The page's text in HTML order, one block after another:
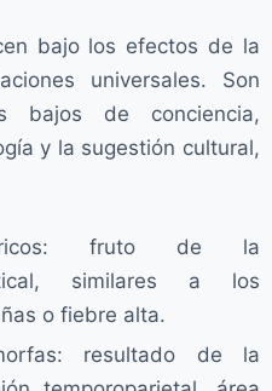
bajo los efectos de la
universales. Son
bajos de conciencia,
y la sugestión cultural,
fruto de la
similares a los
o fiebre alta.
resultado de la